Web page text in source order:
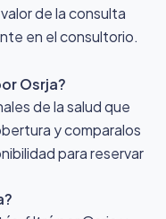
de la consulta
en el consultorio.
Osrja?
de la salud que
y comparalos
para reservar